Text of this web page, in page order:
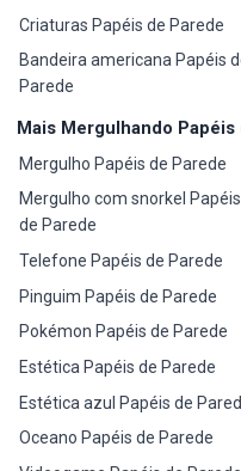
Criaturas Papéis de Parede
Bandeira americana Papéis
Parede
Mais Mergulhando Papéis
Mergulho Papéis de Parede
Mergulho com snorkel Papéis
de Parede
Telefone Papéis de Parede
Pinguim Papéis de Parede
Pokémon Papéis de Parede
Estética Papéis de Parede
Estética azul Papéis de
Oceano Papéis de Parede